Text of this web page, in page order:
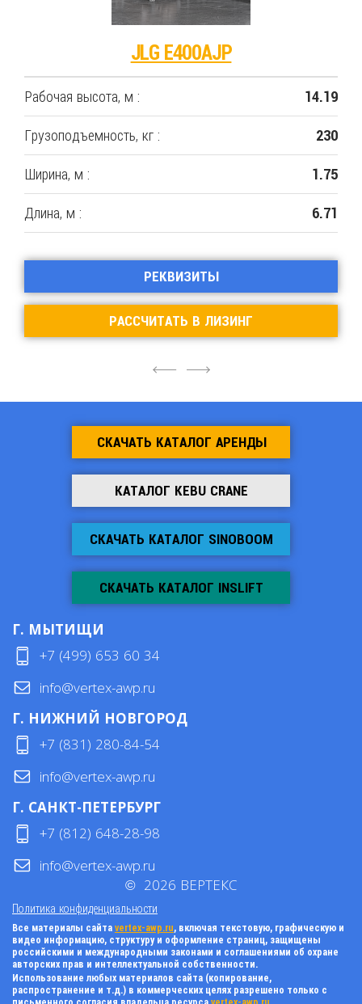
4
JLG E400AJP
Рабочая высота, м : 14.19
Грузоподъемность, кг : 230
Ширина, м : 1.75
Длина, м : 6.71
РЕКВИЗИТЫ
РАССЧИТАТЬ В ЛИЗИНГ
6
СКАЧАТЬ КАТАЛОГ АРЕНДЫ
КАТАЛОГ KEBU CRANE
СКАЧАТЬ КАТАЛОГ SINOBOOM
СКАЧАТЬ КАТАЛОГ INSLIFT
Г. МЫТИЩИ
+7 (499) 653 60 34
info@vertex-awp.ru
Г. НИЖНИЙ НОВГОРОД
+7 (831) 280-84-54
info@vertex-awp.ru
Г. САНКТ-ПЕТЕРБУРГ
+7 (812) 648-28-98
info@vertex-awp.ru
Политика конфиденциальности
© 2026 ВЕРТЕКС
Все материалы сайта vertex-awp.ru, включая текстовую, графическую и
видео информацию, структуру и оформление страниц, защищены
российскими и международными законами и соглашениями об охране
авторских прав и интеллектуальной собственности.
Использование любых материалов сайта (копирование,
распространение и т.д.) в коммерческих целях разрешено только с